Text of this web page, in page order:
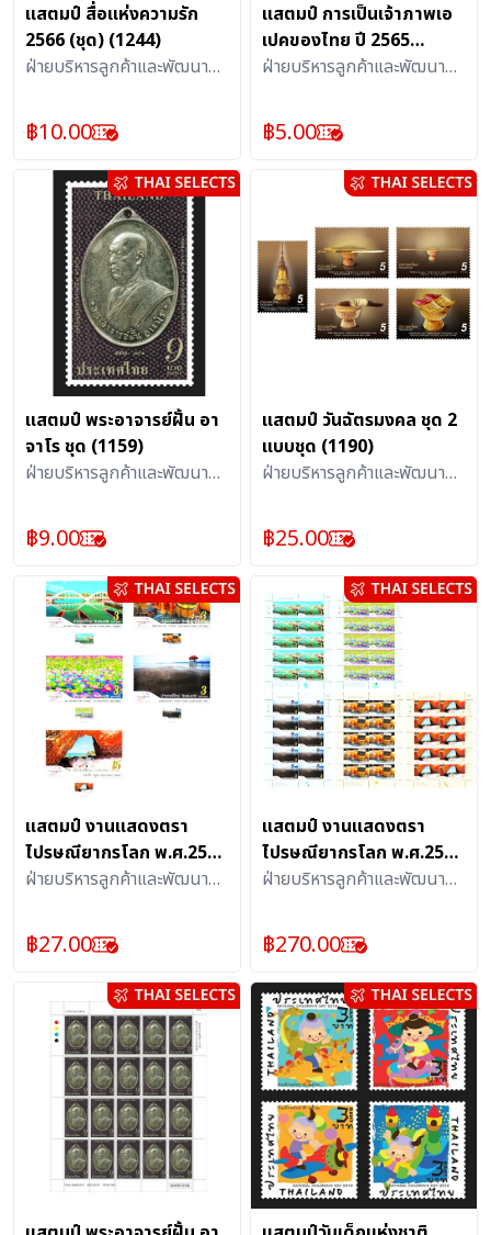
แสตมป์ สื่อแห่งความรัก
2566 (ชุด) (1244)
ฝ่ายบริหารลูกค้าและพัฒนา
แสตมป์
฿10.00
แสตมป์ การเป็นเจ้าภาพเอ
เปคของไทย ปี 2565
(1230) ชุด
ฝ่ายบริหารลูกค้าและพัฒนา
แสตมป์
฿5.00
แสตมป์ พระอาจารย์ฝั้น อา
จาโร ชุด (1159)
ฝ่ายบริหารลูกค้าและพัฒนา
แสตมป์
฿9.00
แสตมป์ วันฉัตรมงคล ชุด 2
แบบชุด (1190)
ฝ่ายบริหารลูกค้าและพัฒนา
แสตมป์
฿25.00
แสตมป์ งานแสดงตรา
ไปรษณียากรโลก พ.ศ.2561
แบบชุด (1157)
ฝ่ายบริหารลูกค้าและพัฒนา
แสตมป์
฿27.00
แสตมป์ งานแสดงตรา
ไปรษณียากรโลก พ.ศ.2561
แบบแผ่น (1157)
ฝ่ายบริหารลูกค้าและพัฒนา
แสตมป์
฿270.00